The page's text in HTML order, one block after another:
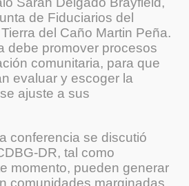
de Fiduciarios del
del Caño Martin Peña.
debe promover procesos
comunitaria, para que
evaluar y escoger la
ajuste a sus
conferencia se discutió
DR, tal como
momento, pueden generar
comunidades marginadas